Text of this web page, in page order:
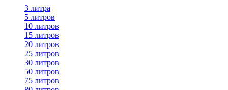
3 литра
5 литров
10 литров
15 литров
20 литров
25 литров
30 литров
50 литров
75 литров